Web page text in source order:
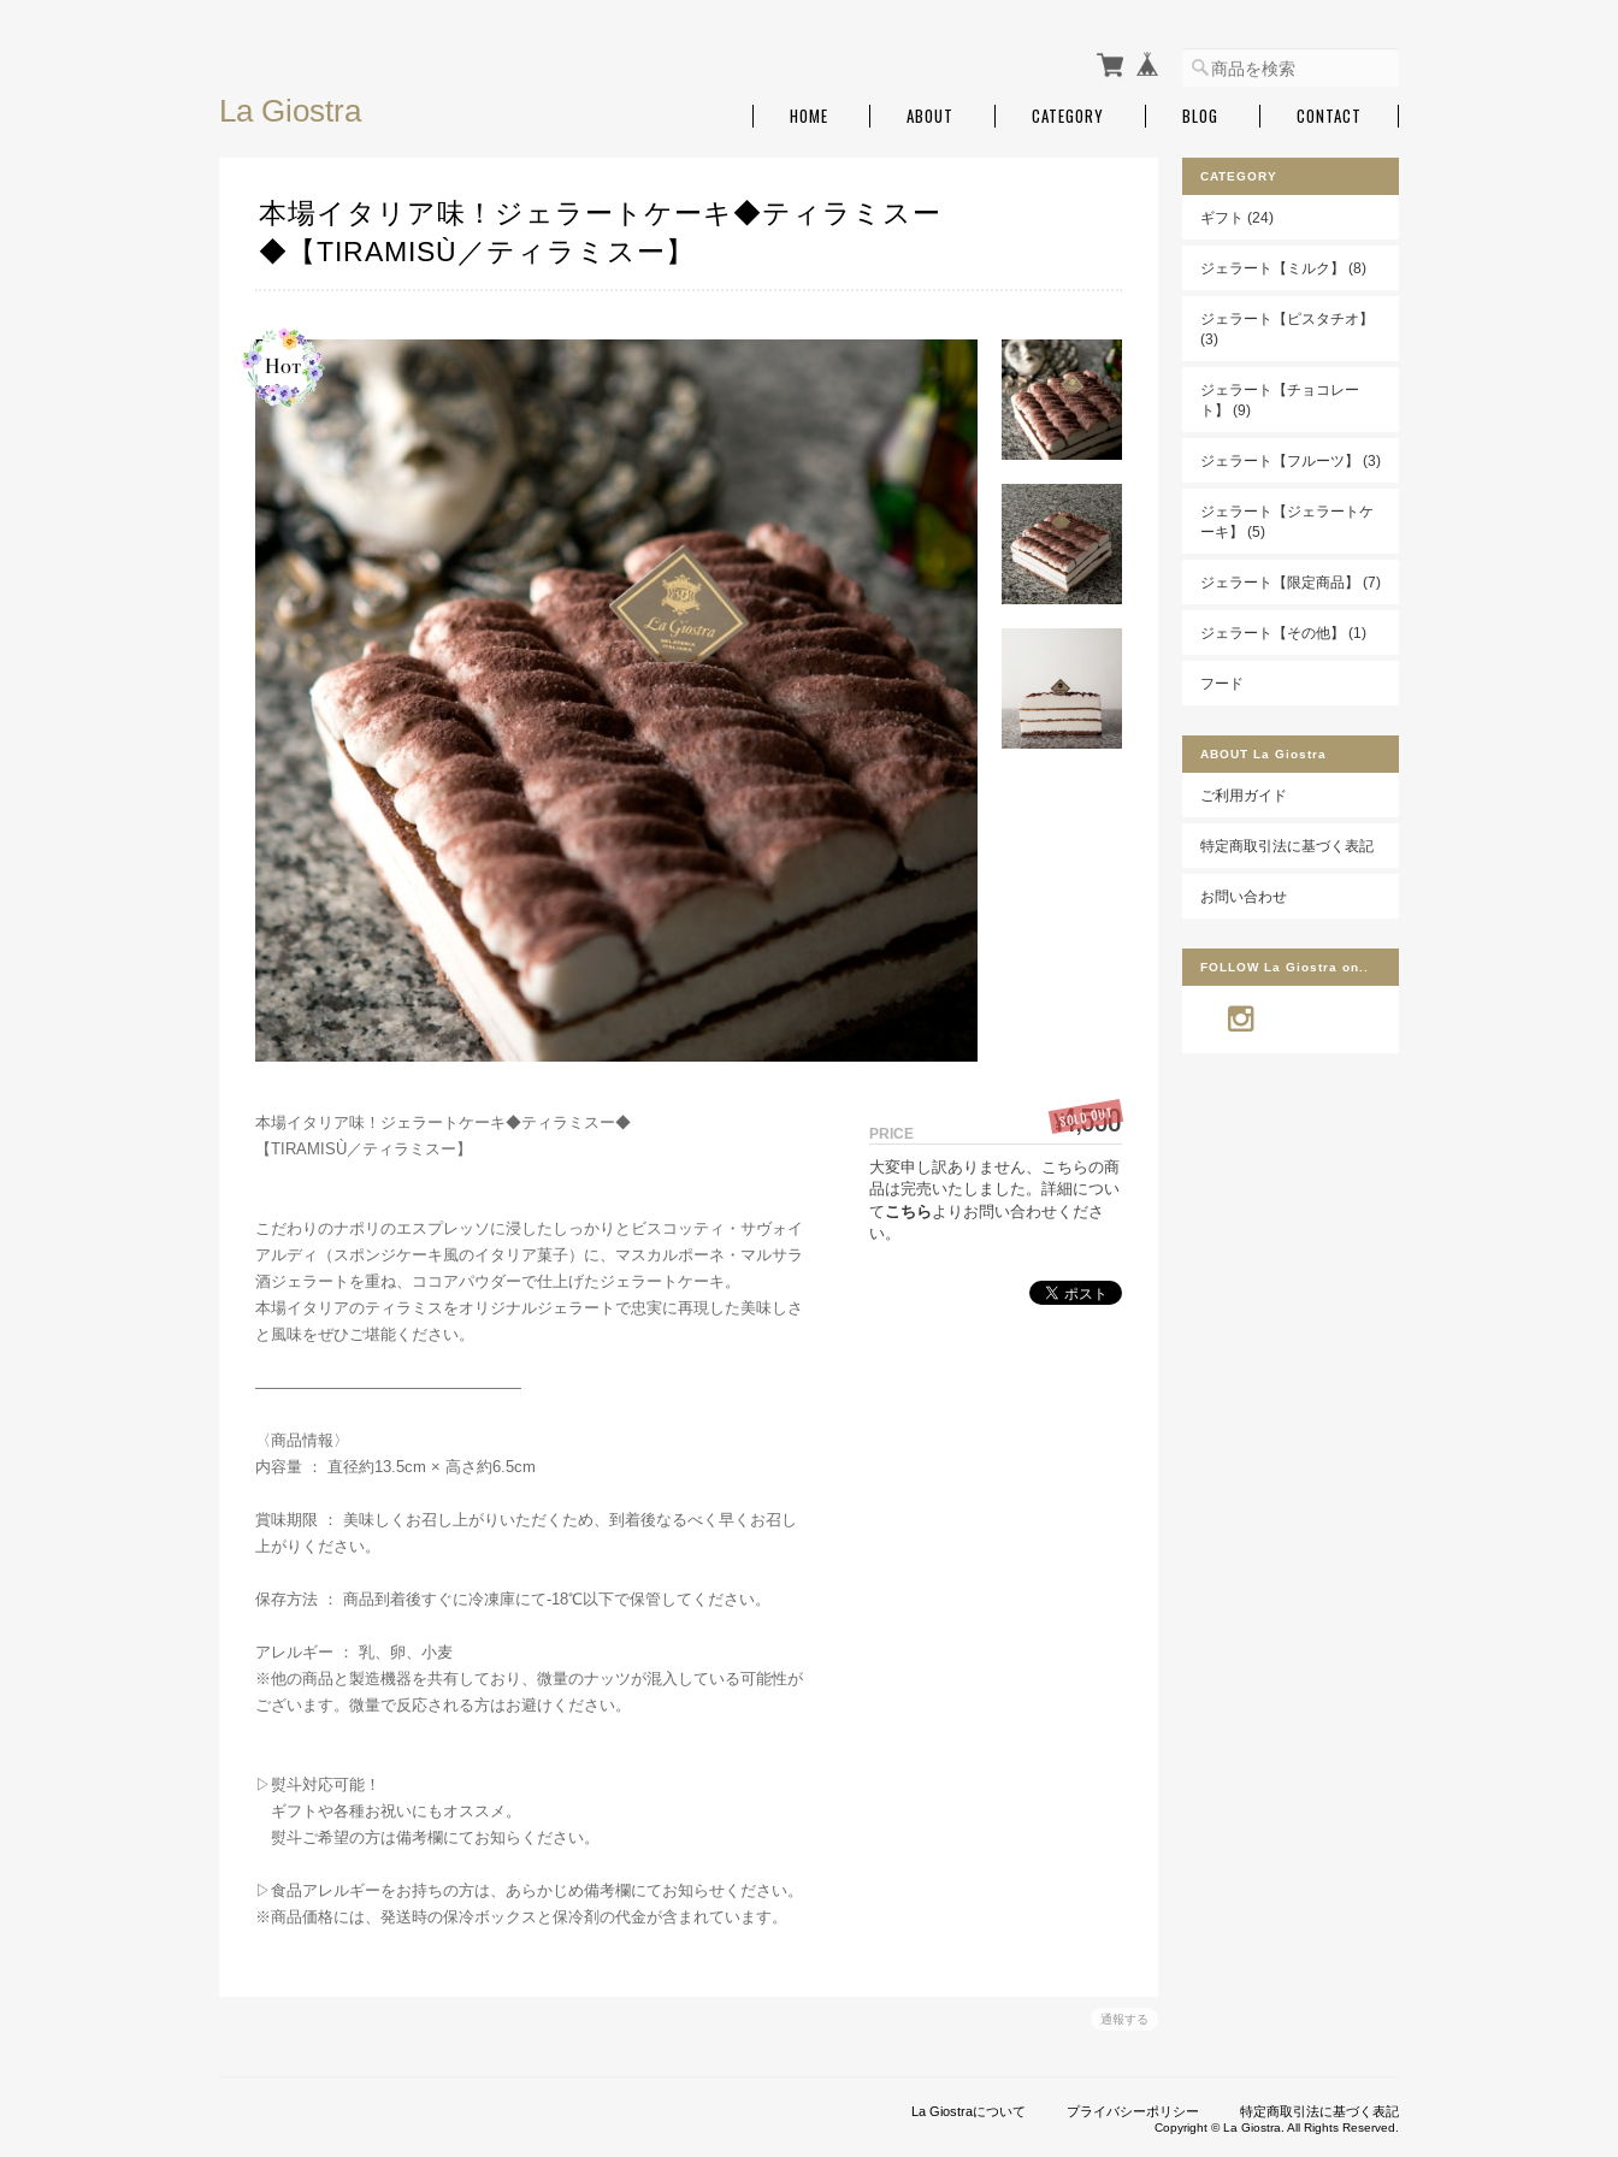
La Giostra HOME ABOUT CATEGORY BLOG CONTACT
本場イタリア味！ジェラートケーキ◆ティラミスー
◆【TIRAMISÙ／ティラミスー】
本場イタリア味！ジェラートケーキ◆ティラミスー◆
【TIRAMISÙ／ティラミスー】
こだわりのナポリのエスプレッソに浸したしっかりとビスコッティ・サヴォイ
アルディ（スポンジケーキ風のイタリア菓子）に、マスカルポーネ・マルサラ
酒ジェラートを重ね、ココアパウダーで仕上げたジェラートケーキ。
本場イタリアのティラミスをオリジナルジェラートで忠実に再現した美味しさ
と風味をぜひご堪能ください。
—————————————————
〈商品情報〉
内容量 ： 直径約13.5cm × 高さ約6.5cm
賞味期限 ： 美味しくお召し上がりいただくため、到着後なるべく早くお召し
上がりください。
保存方法 ： 商品到着後すぐに冷凍庫にて-18℃以下で保管してください。
アレルギー ： 乳、卵、小麦
※他の商品と製造機器を共有しており、微量のナッツが混入している可能性が
ございます。微量で反応される方はお避けください。
▷熨斗対応可能！
ギフトや各種お祝いにもオススメ。
熨斗ご希望の方は備考欄にてお知らください。
▷食品アレルギーをお持ちの方は、あらかじめ備考欄にてお知らせください。
※商品価格には、発送時の保冷ボックスと保冷剤の代金が含まれています。
PRICE ¥4,550
SOLD OUT
大変申し訳ありません、こちらの商
品は完売いたしました。詳細につい
てこちらよりお問い合わせくださ
い。
通報する
CATEGORY
ギフト (24)
ジェラート【ミルク】 (8)
ジェラート【ピスタチオ】
(3)
ジェラート【チョコレー
ト】 (9)
ジェラート【フルーツ】 (3)
ジェラート【ジェラートケ
ーキ】 (5)
ジェラート【限定商品】 (7)
ジェラート【その他】 (1)
フード
ABOUT La Giostra
ご利用ガイド
特定商取引法に基づく表記
お問い合わせ
FOLLOW La Giostra on..
La Giostraについて プライバシーポリシー 特定商取引法に基づく表記
Copyright © La Giostra. All Rights Reserved.